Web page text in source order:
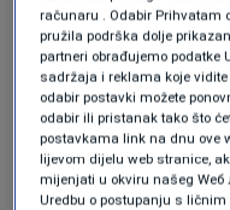
izazova. Iako su
pronalaze
puta mogli bi da
odgovora.
partnerom ili
računaru . Odabir Prihvatam
pružila podrška dolje
partneri obrađujemo podatke
sadržaja i reklama koje
odabir postavki možete
odabir ili pristanak tako što
postavkama link na dnu ove
lijevom dijelu web stranice,
mijenjati u okviru našeg Wеб
Uredbu o postupanju s ličnim